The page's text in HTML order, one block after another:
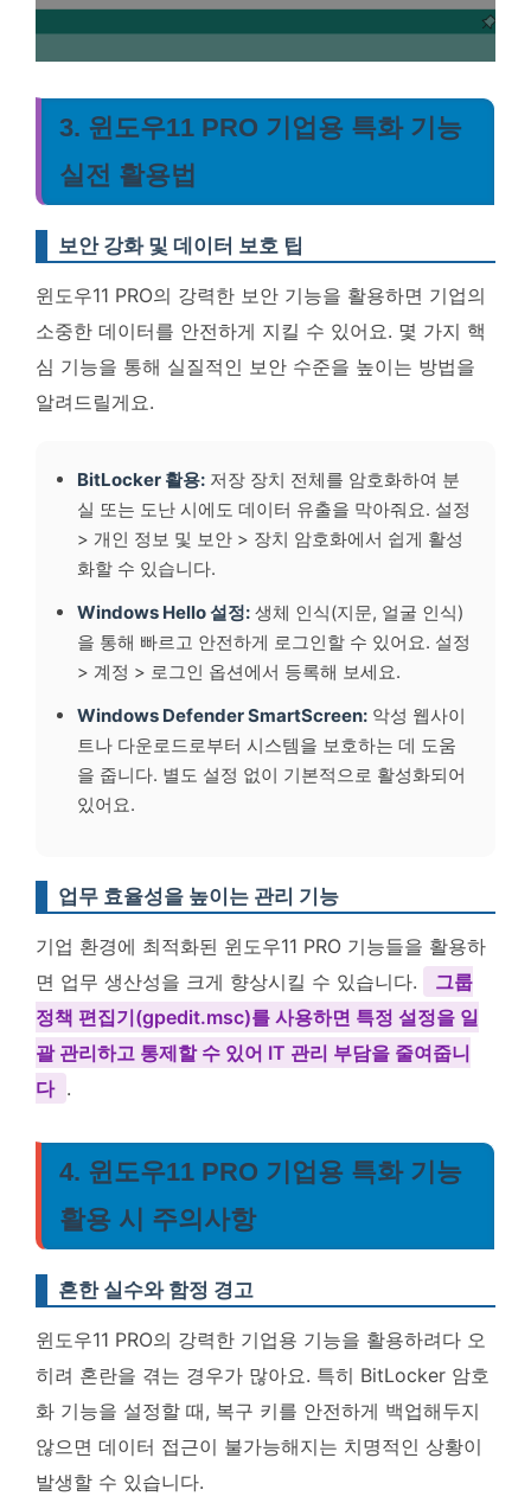
3. 윈도우11 PRO 기업용 특화 기능
실전 활용법
보안 강화 및 데이터 보호 팁
윈도우11 PRO의 강력한 보안 기능을 활용하면 기업의
소중한 데이터를 안전하게 지킬 수 있어요. 몇 가지 핵
심 기능을 통해 실질적인 보안 수준을 높이는 방법을
알려드릴게요.
BitLocker 활용: 저장 장치 전체를 암호화하여 분
실 또는 도난 시에도 데이터 유출을 막아줘요. 설정
> 개인 정보 및 보안 > 장치 암호화에서 쉽게 활성
화할 수 있습니다.
Windows Hello 설정: 생체 인식(지문, 얼굴 인식)
을 통해 빠르고 안전하게 로그인할 수 있어요. 설정
> 계정 > 로그인 옵션에서 등록해 보세요.
Windows Defender SmartScreen: 악성 웹사이
트나 다운로드로부터 시스템을 보호하는 데 도움
을 줍니다. 별도 설정 없이 기본적으로 활성화되어
있어요.
업무 효율성을 높이는 관리 기능
기업 환경에 최적화된 윈도우11 PRO 기능들을 활용하
면 업무 생산성을 크게 향상시킬 수 있습니다.
그룹
정책 편집기(gpedit.msc)를 사용하면 특정 설정을 일
괄 관리하고 통제할 수 있어 IT 관리 부담을 줄여줍니
다 .
4. 윈도우11 PRO 기업용 특화 기능
활용 시 주의사항
흔한 실수와 함정 경고
윈도우11 PRO의 강력한 기업용 기능을 활용하려다 오
히려 혼란을 겪는 경우가 많아요. 특히 BitLocker 암호
화 기능을 설정할 때, 복구 키를 안전하게 백업해두지
않으면 데이터 접근이 불가능해지는 치명적인 상황이
발생할 수 있습니다.